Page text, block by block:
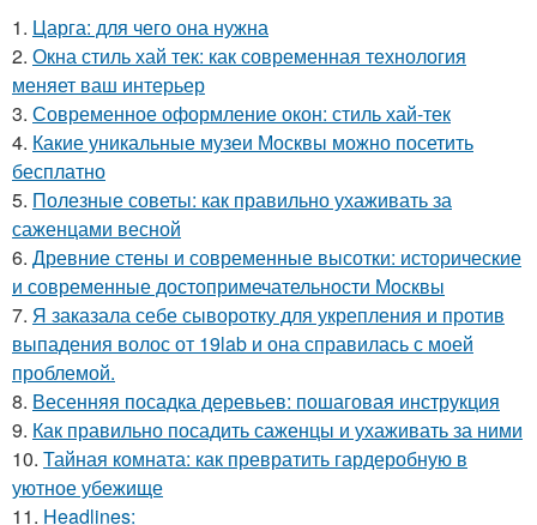
1. Царга: для чего она нужна
2. Окна стиль хай тек: как современная технология
меняет ваш интерьер
3. Современное оформление окон: стиль хай-тек
4. Какие уникальные музеи Москвы можно посетить
бесплатно
5. Полезные советы: как правильно ухаживать за
саженцами весной
6. Древние стены и современные высотки: исторические
и современные достопримечательности Москвы
7. Я заказала себе сыворотку для укрепления и против
выпадения волос от 19lab и она справилась с моей
проблемой.
8. Весенняя посадка деревьев: пошаговая инструкция
9. Как правильно посадить саженцы и ухаживать за ними
10. Тайная комната: как превратить гардеробную в
уютное убежище
11. Headlines: